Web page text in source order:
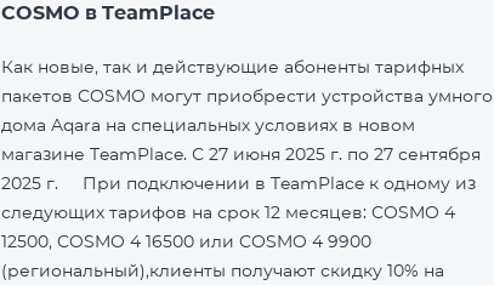
COSMO в TeamPlace
Как новые, так и действующие абоненты тарифных
пакетов COSMO могут приобрести устройства умного
дома Aqara на специальных условиях в новом
магазине TeamPlace. С 27 июня 2025 г. по 27 сентября
2025 г. При подключении в TeamPlace к одному из
следующих тарифов на срок 12 месяцев: COSMO 4
12500, COSMO 4 16500 или COSMO 4 9900
(региональный),клиенты получают скидку 10% на